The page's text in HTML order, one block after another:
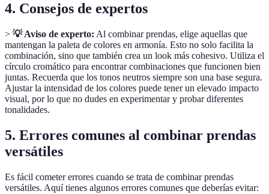
4. Consejos de expertos
> 💡 Aviso de experto: Al combinar prendas, elige aquellas que
mantengan la paleta de colores en armonía. Esto no solo facilita la
combinación, sino que también crea un look más cohesivo. Utiliza el
círculo cromático para encontrar combinaciones que funcionen bien
juntas. Recuerda que los tonos neutros siempre son una base segura.
Ajustar la intensidad de los colores puede tener un elevado impacto
visual, por lo que no dudes en experimentar y probar diferentes
tonalidades.
5. Errores comunes al combinar prendas
versátiles
Es fácil cometer errores cuando se trata de combinar prendas
versátiles. Aquí tienes algunos errores comunes que deberías evitar: